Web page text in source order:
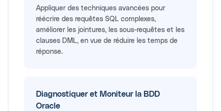
Appliquer des techniques avancées pour
réécrire des requêtes SQL complexes,
améliorer les jointures, les sous-requêtes et les
clauses DML, en vue de réduire les temps de
réponse.
Diagnostiquer et Moniteur la BDD
Oracle